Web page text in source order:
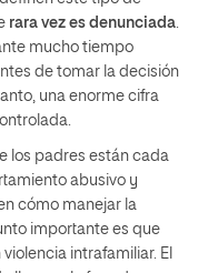
rara vez es denunciada.
mucho tiempo
de tomar la decisión
una enorme cifra
los padres están cada
abusivo y
cómo manejar la
importante es que
intrafamiliar. El